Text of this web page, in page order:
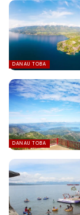
DANAU TOBA
DANAU TOBA